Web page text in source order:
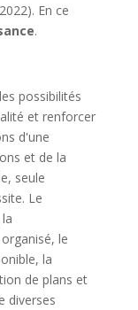
En ce
.
possibilités
et renforcer
d'une
et de la
seule
Le
le
la
de plans et
diverses